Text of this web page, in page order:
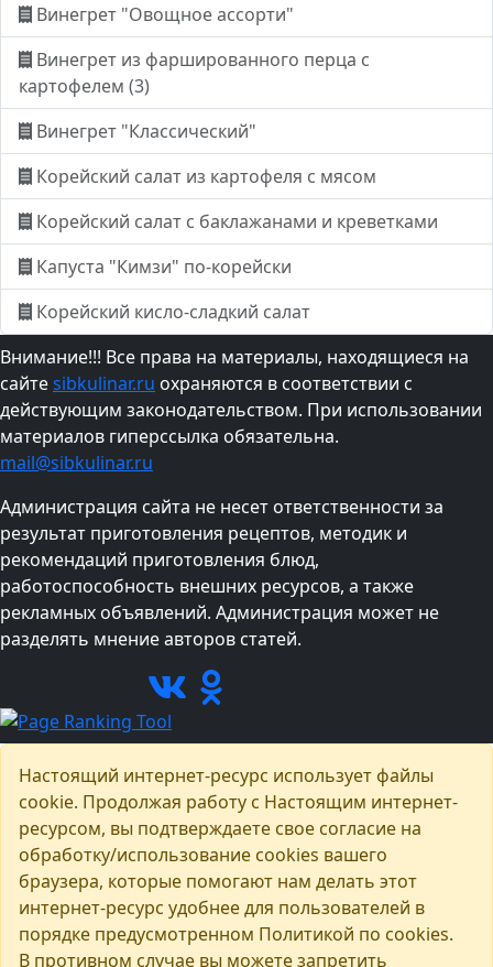
Винегрет "Овощное ассорти"
Винегрет из фаршированного перца с
картофелем (3)
Винегрет "Классический"
Корейский салат из картофеля с мясом
Корейский салат с баклажанами и креветками
Капуста "Кимзи" по-корейски
Корейский кисло-сладкий салат
Внимание!!! Все права на материалы, находящиеся на
сайтеsibkulinar.ru охраняются в соответствии с
действующим законодательством. При использовании
материалов гиперссылка обязательна.
mail@sibkulinar.ru
Администрация сайта не несет ответственности за
результат приготовления рецептов, методик и
рекомендаций приготовления блюд,
работоспособность внешних ресурсов, а также
рекламных объявлений. Администрация может не
разделять мнение авторов статей.
Настоящий интернет-ресурс использует файлы
cookie. Продолжая работу с Настоящим интернет-
ресурсом, вы подтверждаете свое согласие на
обработку/использование cookies вашего
браузера, которые помогают нам делать этот
интернет-ресурс удобнее для пользователей в
порядке предусмотренном Политикой по cookies.
В противном случае вы можете запретить